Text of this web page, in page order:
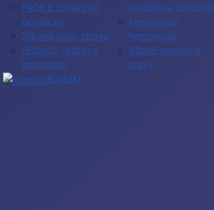
Péče o zdravotní
pomůcky
Zdravé jídlo, strava
Hubnutí, redukce
hmotnosti
problémy, přechod
Hemeroidy,
hemoroidy
Různé nemoci a
stavy
Kontakt